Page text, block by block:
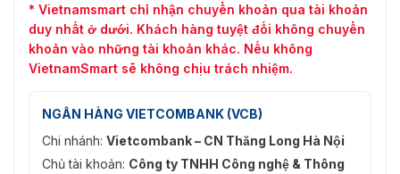
* Vietnamsmart chỉ nhận chuyển khoản qua tài khoản
duy nhất ở dưới. Khách hàng tuyệt đối không chuyển
khoản vào những tài khoản khác. Nếu không
VietnamSmart sẽ không chịu trách nhiệm.
NGÂN HÀNG VIETCOMBANK (VCB)
Chi nhánh: Vietcombank – CN Thăng Long Hà Nội
Chủ tài khoản: Công ty TNHH Công nghệ & Thông